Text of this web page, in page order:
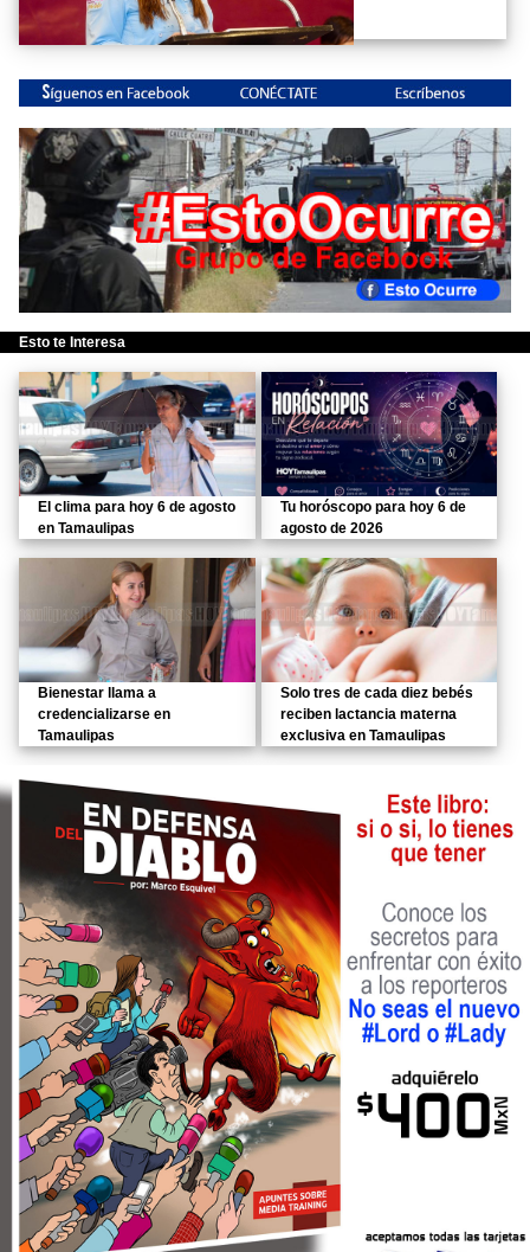
Esto te Interesa
El clima para hoy 6 de agosto
en Tamaulipas
Tu horóscopo para hoy 6 de
agosto de 2026
Bienestar llama a
credencializarse en
Tamaulipas
Solo tres de cada diez bebés
reciben lactancia materna
exclusiva en Tamaulipas